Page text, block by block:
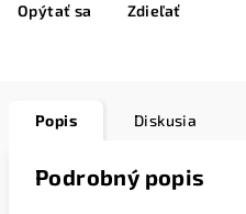
Opýtať sa Zdieľať
Popis Diskusia
Podrobný popis